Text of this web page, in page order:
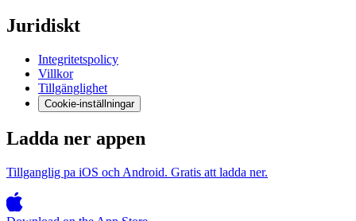
Juridiskt
Integritetspolicy
Villkor
Tillgänglighet
Cookie-inställningar
Ladda ner appen
Tillganglig pa iOS och Android. Gratis att ladda ner.